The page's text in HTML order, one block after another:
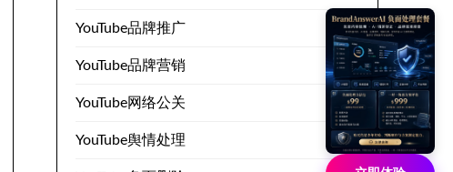
YouTube品牌推广
YouTube品牌营销
YouTube网络公关
YouTube舆情处理